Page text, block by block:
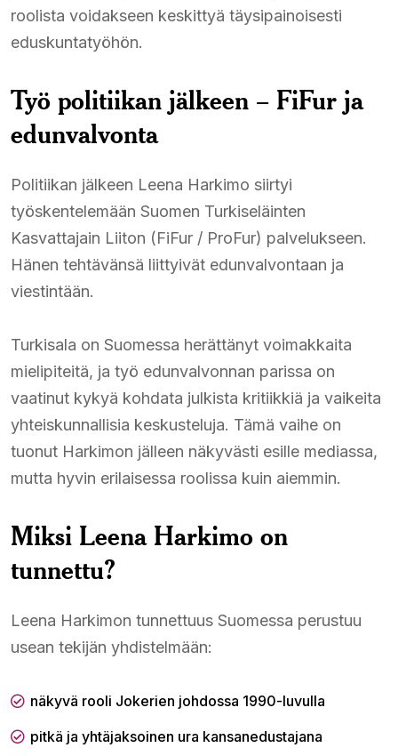
roolista voidakseen keskittyä täysipainoisesti
eduskuntatyöhön.
Työ politiikan jälkeen – FiFur ja
edunvalvonta
Politiikan jälkeen Leena Harkimo siirtyi
työskentelemään Suomen Turkiseläinten
Kasvattajain Liiton (FiFur / ProFur) palvelukseen.
Hänen tehtävänsä liittyivät edunvalvontaan ja
viestintään.
Turkisala on Suomessa herättänyt voimakkaita
mielipiteitä, ja työ edunvalvonnan parissa on
vaatinut kykyä kohdata julkista kritiikkiä ja vaikeita
yhteiskunnallisia keskusteluja. Tämä vaihe on
tuonut Harkimon jälleen näkyvästi esille mediassa,
mutta hyvin erilaisessa roolissa kuin aiemmin.
Miksi Leena Harkimo on
tunnettu?
Leena Harkimon tunnettuus Suomessa perustuu
usean tekijän yhdistelmään:
näkyvä rooli Jokerien johdossa 1990-luvulla
pitkä ja yhtäjaksoinen ura kansanedustajana